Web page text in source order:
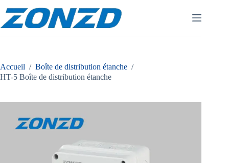
content
Accueil / Boîte de distribution étanche /
HT-5 Boîte de distribution étanche